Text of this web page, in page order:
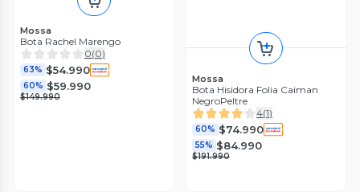
Mossa
Bota Rachel Marengo
0(0)
63% $54.990
60% $59.990
$149.990
Mossa
Bota Hisidora Folia Caiman
NegroPeltre
4(1)
60% $74.990
55% $84.990
$191.990